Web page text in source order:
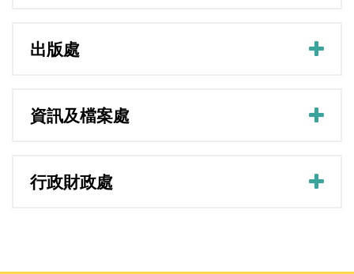
出版處
資訊及檔案處
行政財政處